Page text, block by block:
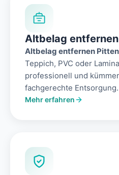
Altbelag entfernen
Altbelag entfernen Pitten
Teppich, PVC oder
professionell und
fachgerechte Entsorgung.
Mehr erfahren